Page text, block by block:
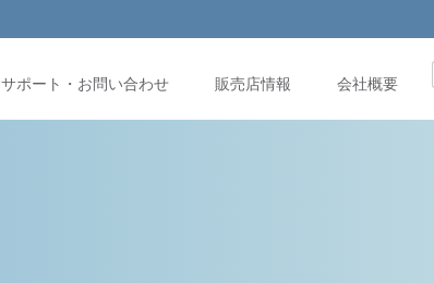
サポート・お問い合わせ 販売店情報 会社概要